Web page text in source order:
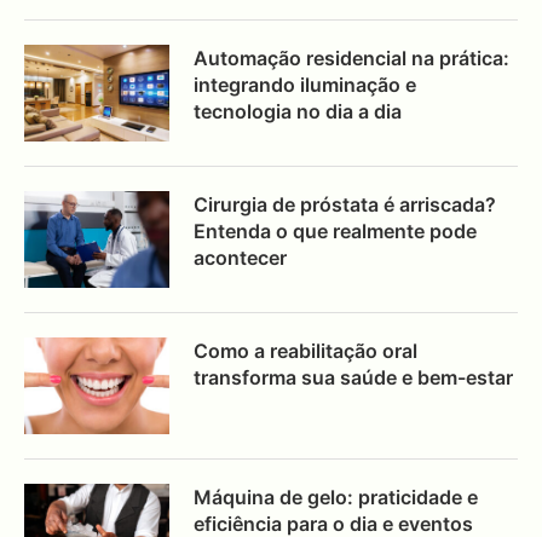
Automação residencial na prática:
integrando iluminação e
tecnologia no dia a dia
Cirurgia de próstata é arriscada?
Entenda o que realmente pode
acontecer
Como a reabilitação oral
transforma sua saúde e bem-estar
Máquina de gelo: praticidade e
eficiência para o dia e eventos